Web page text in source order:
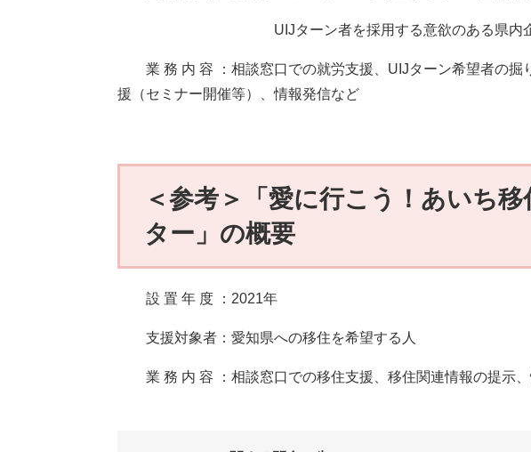
UIJターン者を採用する意欲のある県内
業 務 内 容 ：相談窓口での就労支援、UIJターン希望者の掘
援（セミナー開催等）、情報発信など
＜参考＞「愛に行こう！あいち
ター」の概要
設 置 年 度 ：2021年
支援対象者：愛知県への移住を希望する人
業 務 内 容 ：相談窓口での移住支援、移住関連情報の提示